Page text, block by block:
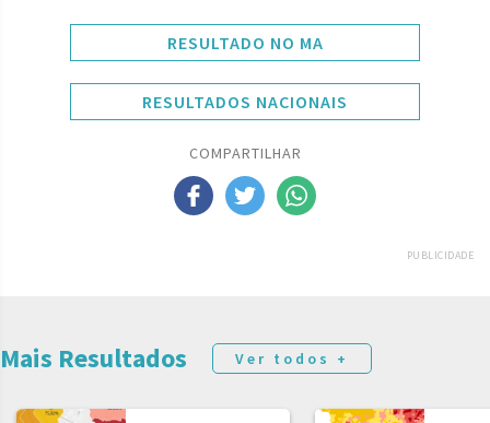
RESULTADO NO MA
RESULTADOS NACIONAIS
COMPARTILHAR
PUBLICIDADE
Mais Resultados Ver todos +